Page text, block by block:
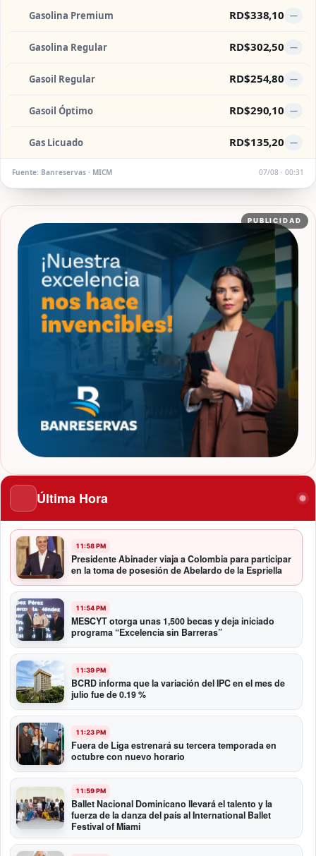
Gasolina Premium RD$338,10 —
Gasolina Regular RD$302,50 —
Gasoil Regular RD$254,80 —
Gasoil Óptimo RD$290,10 —
Gas Licuado RD$135,20 —
Fuente: Banreservas · MICM 07/08 · 00:31
PUBLICIDAD
Última Hora
11:58 PM
Presidente Abinader viaja a Colombia para participar
en la toma de posesión de Abelardo de la Espriella
11:54 PM
MESCYT otorga unas 1,500 becas y deja iniciado
programa “Excelencia sin Barreras”
11:39 PM
BCRD informa que la variación del IPC en el mes de
julio fue de 0.19 %
11:23 PM
Fuera de Liga estrenará su tercera temporada en
octubre con nuevo horario
11:59 PM
Ballet Nacional Dominicano llevará el talento y la
fuerza de la danza del país al International Ballet
Festival of Miami